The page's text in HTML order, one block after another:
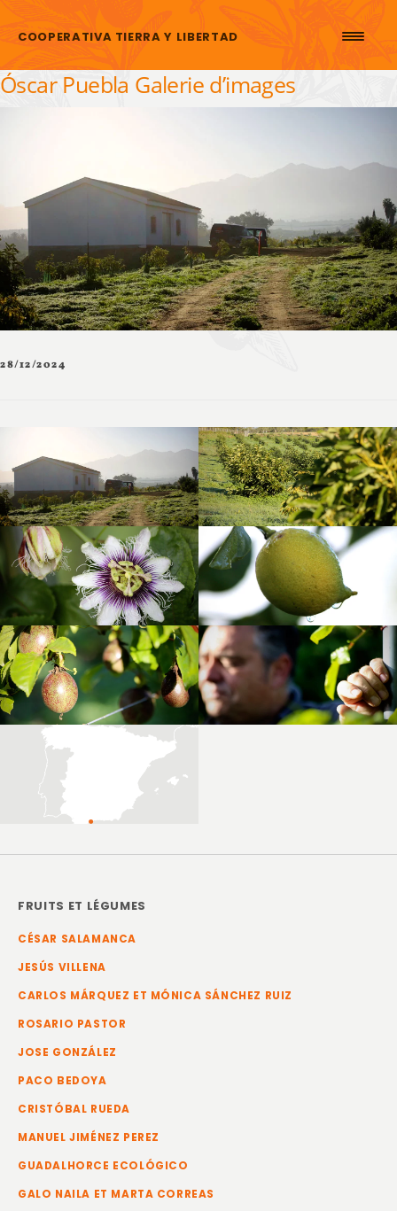
COOPERATIVA TIERRA Y LIBERTAD
Óscar Puebla Galerie d’images
28/12/2024
FRUITS ET LÉGUMES
CÉSAR SALAMANCA
JESÚS VILLENA
CARLOS MÁRQUEZ ET MÓNICA SÁNCHEZ RUIZ
ROSARIO PASTOR
JOSE GONZÁLEZ
PACO BEDOYA
CRISTÓBAL RUEDA
MANUEL JIMÉNEZ PEREZ
GUADALHORCE ECOLÓGICO
GALO NAILA ET MARTA CORREAS